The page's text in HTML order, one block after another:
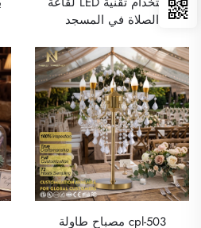
الصلاة في المسجد
cpl-503 مصباح طاولة